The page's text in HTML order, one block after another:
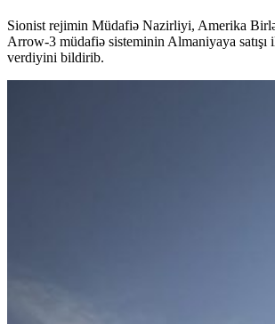
Sionist rejimin Müdafiə Nazirliyi, Amerika
Arrow-3 müdafiə sisteminin Almaniyaya satışı
verdiyini bildirib.